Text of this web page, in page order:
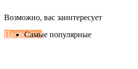
Настенные сплит-системы Haier
Подробнее
Возможно, вас заинтересует
Самые популярные